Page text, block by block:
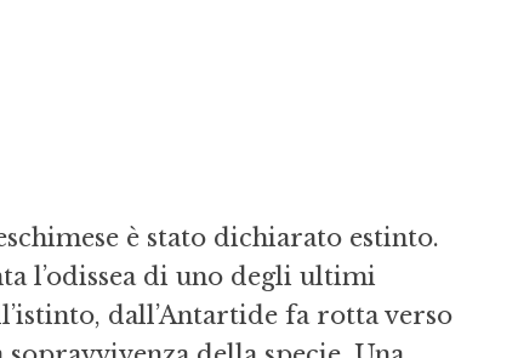
è stato dichiarato estinto.
l’odissea di uno degli ultimi
dall’Antartide fa rotta verso